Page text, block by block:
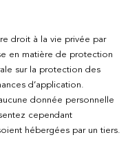
droit à la vie privée par
en matière de protection
sur la protection des
d’application.
donnée personnelle
cependant
hébergées par un tiers.